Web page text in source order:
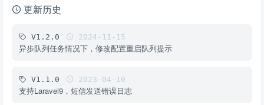
更新历史
V1.2.0 2024-11-15
异步队列任务情况下，修改配置重启队列提示
V1.1.0 2023-04-10
支持Laravel9，短信发送错误日志